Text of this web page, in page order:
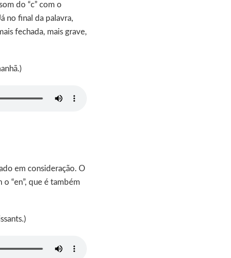
do “c” com o
no final da palavra,
fechada, mais grave,
em consideração. O
“en”, que é também